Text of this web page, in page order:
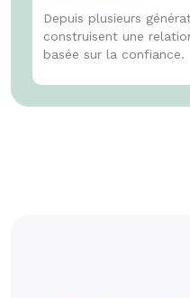
Depuis plusieurs
construisent une
basée sur la confiance.